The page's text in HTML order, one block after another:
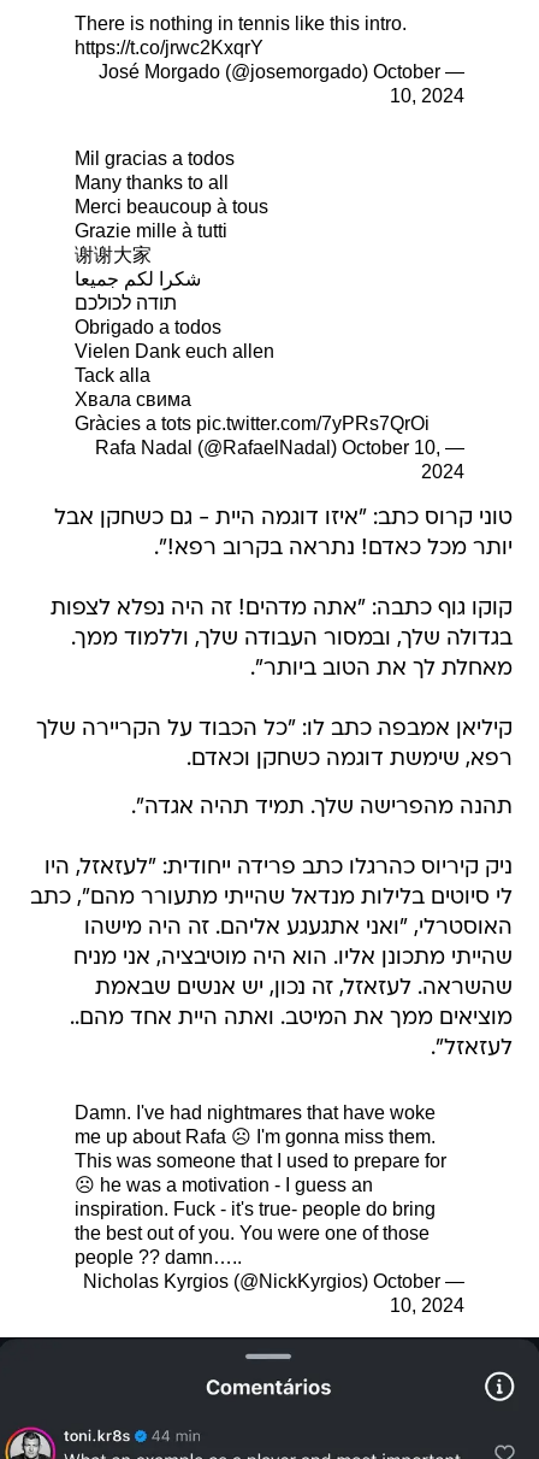
There is nothing in tennis like this intro.
https://t.co/jrwc2KxqrY
— José Morgado (@josemorgado)
October
10, 2024
Mil gracias a todos
Many thanks to all
Merci beaucoup à tous
Grazie mille à tutti
谢谢大家
شكرا لكم جميعا
תודה לכולכם
Obrigado a todos
Vielen Dank euch allen
Tack alla
Хвала свима
Gràcies a tots pic.twitter.com/7yPRs7QrOi
— Rafa Nadal (@RafaelNadal)
October 10,
2024
טוני קרוס כתב: "איזו דוגמה היית - גם כשחקן אבל
יותר מכל כאדם! נתראה בקרוב רפא!".
קוקו גוף כתבה: "אתה מדהים! זה היה נפלא לצפות
בגדולה שלך, ובמסור העבודה שלך, וללמוד ממך.
מאחלת לך את הטוב ביותר".
קיליאן אמבפה כתב לו: "כל הכבוד על הקריירה שלך
רפא, שימשת דוגמה כשחקן וכאדם.
תהנה מהפרישה שלך. תמיד תהיה אגדה".
ניק קיריוס כהרגלו כתב פרידה ייחודית: "לעזאזל, היו
לי סיוטים בלילות מנדאל שהייתי מתעורר מהם", כתב
האוסטרלי, "ואני אתגעגע אליהם. זה היה מישהו
שהייתי מתכונן אליו. הוא היה מוטיבציה, אני מניח
שהשראה. לעזאזל, זה נכון, יש אנשים שבאמת
מוציאים ממך את המיטב. ואתה היית אחד מהם..
לעזאזל".
Damn. I've had nightmares that have woke
me up about Rafa ☹️ I'm gonna miss them.
This was someone that I used to prepare for
☹️ he was a motivation - I guess an
inspiration. Fuck - it's true- people do bring
the best out of you. You were one of those
people ?? damn…..
— Nicholas Kyrgios (@NickKyrgios)
October
10, 2024